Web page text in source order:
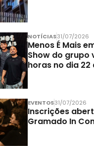
NOTÍCIAS31/07/2026
Menos É Mais
Show do grupo
horas no dia
EVENTOS31/07/2026
Inscrições
Gramado In